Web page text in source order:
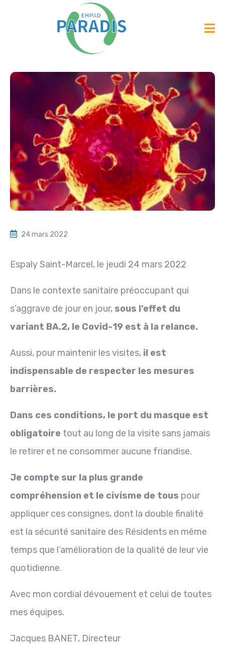
24 mars 2022
Espaly Saint-Marcel, le jeudi 24 mars 2022
Dans le contexte sanitaire préoccupant qui
s’aggrave de jour en jour, sous l’effet du
variant BA.2, le Covid-19 est à la relance.
Aussi, pour maintenir les visites, il est
indispensable de respecter les mesures
barrières.
Dans ces conditions, le port du masque est
obligatoire tout au long de la visite sans jamais
le retirer et ne consommer aucune friandise.
Je compte sur la plus grande
compréhension et le civisme de tous pour
appliquer ces consignes, dont la double finalité
est la sécurité sanitaire des Résidents en même
temps que l’amélioration de la qualité de leur vie
quotidienne.
Avec mon cordial dévouement et celui de toutes
mes équipes.
Jacques BANET, Directeur